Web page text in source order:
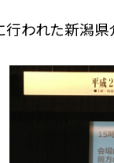
行われた新潟県